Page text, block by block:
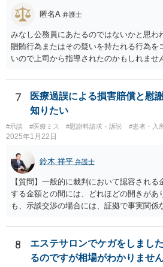
と思われます。 弁護士が介入することに
とは多々あるため、可能であれば弁護士に
めしたいところです。
匿名A 弁護士
みなし公務員にあたるのではないかと思わ
贈賄行為またはその疑いを持たれる行為を
いので上司から指導されたのかもしれませ
7
医療過誤による損害賠償と慰
知りたい
#示談 #医療ミス #慰謝料請求・訴訟 #患者・入
2025年1月22日
鈴木 祥平 弁護士
【質問】一般的に裁判において認容され
する金額との間には、どれほどの開きがあ
も、示談交渉の場合には、証拠で事実関係
程度にはなると思います。
8
エステサロンでケガをしまし
るのですが相場がわかりません